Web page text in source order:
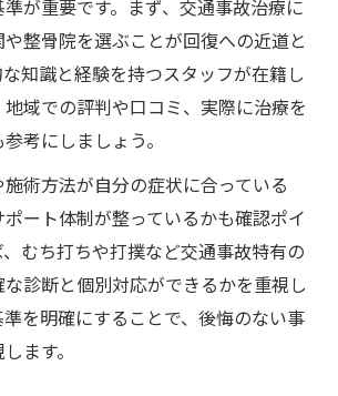
が重要です。まず、交通事故治療に
整骨院を選ぶことが回復への近道と
知識と経験を持つスタッフが在籍し
域での評判や口コミ、実際に治療を
考にしましょう。
術方法が自分の症状に合っている
ート体制が整っているかも確認ポイ
むち打ちや打撲など交通事故特有の
診断と個別対応ができるかを重視し
を明確にすることで、後悔のない事
ます。